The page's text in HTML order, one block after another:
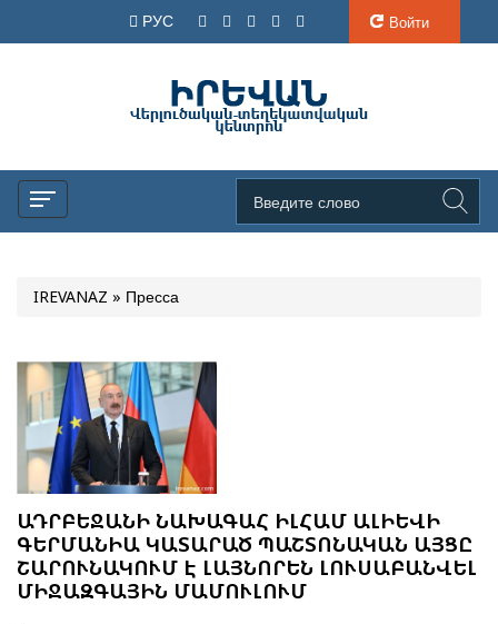
РУС Войти
IREVANAZ » Пресса
ԱԴՐԲԵՋԱՆԻ ՆԱԽԱԳԱՀ ԻԼՀԱՄ ԱԼԻԵՎԻ
ԳԵՐՄԱՆԻԱ ԿԱՏԱՐԱԾ ՊԱՇՏՈՆԱԿԱՆ ԱՅՑԸ
ՇԱՐՈՒՆԱԿՈՒՄ Է ԼԱՅՆՈՐԵՆ ԼՈՒՍԱԲԱՆՎԵԼ
ՄԻՋԱԶԳԱՅԻՆ ՄԱՄՈՒԼՈՒՄ